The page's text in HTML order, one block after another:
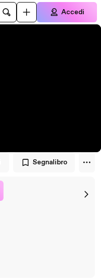
Accedi
Segnalibro